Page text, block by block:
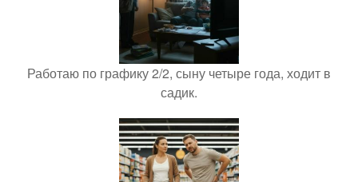
Работаю по графику 2/2, сыну четыре года, ходит в
садик.